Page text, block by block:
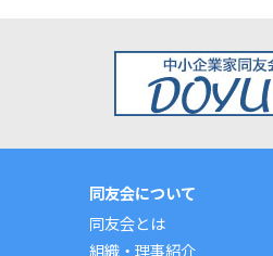
同友会について
同友会とは
組織・理事紹介